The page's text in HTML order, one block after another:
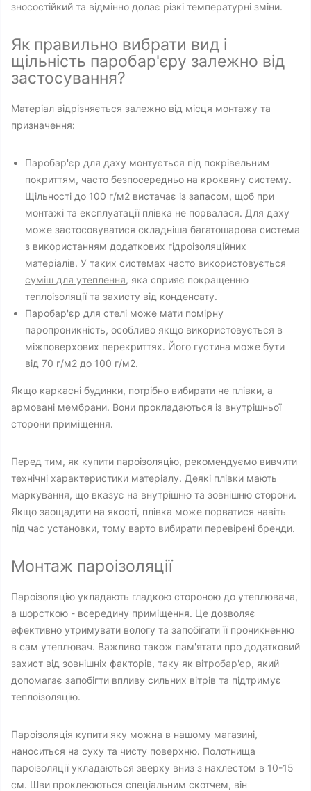
зносостійкий та відмінно долає різкі температурні зміни.
Як правильно вибрати вид і
щільність паробар'єру залежно від
застосування?
Матеріал відрізняється залежно від місця монтажу та
призначення:
Паробар'єр для даху монтується під покрівельним
покриттям, часто безпосередньо на кроквяну систему.
Щільності до 100 г/м2 вистачає із запасом, щоб при
монтажі та експлуатації плівка не порвалася. Для даху
може застосовуватися складніша багатошарова система
з використанням додаткових гідроізоляційних
матеріалів. У таких системах часто використовується
суміш для утеплення, яка сприяє покращенню
теплоізоляції та захисту від конденсату.
Паробар'єр для стелі може мати помірну
паропроникність, особливо якщо використовується в
міжповерхових перекриттях. Його густина може бути
від 70 г/м2 до 100 г/м2.
Якщо каркасні будинки, потрібно вибирати не плівки, а
армовані мембрани. Вони прокладаються із внутрішньої
сторони приміщення.
Перед тим, як купити пароізоляцію, рекомендуємо вивчити
технічні характеристики матеріалу. Деякі плівки мають
маркування, що вказує на внутрішню та зовнішню сторони.
Якщо заощадити на якості, плівка може порватися навіть
під час установки, тому варто вибирати перевірені бренди.
Монтаж пароізоляції
Пароізоляцію укладають гладкою стороною до утеплювача,
а шорсткою - всередину приміщення. Це дозволяє
ефективно утримувати вологу та запобігати її проникненню
в сам утеплювач. Важливо також пам'ятати про додатковий
захист від зовнішніх факторів, таку як вітробар'єр, який
допомагає запобігти впливу сильних вітрів та підтримує
теплоізоляцію.
Пароізоляція купити яку можна в нашому магазині,
наноситься на суху та чисту поверхню. Полотнища
пароізоляції укладаються зверху вниз з нахлестом в 10-15
см. Шви проклеюються спеціальним скотчем, він